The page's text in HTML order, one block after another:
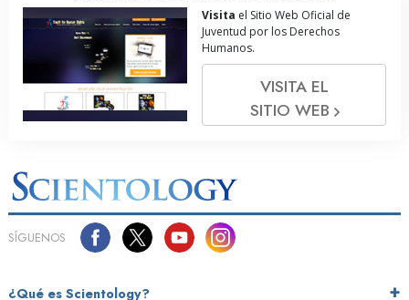
Visita el Sitio Web Oficial de
Juventud por los Derechos
Humanos.
VISITA EL
SITIO WEB
SÍGUENOS
¿Qué es Scientology?